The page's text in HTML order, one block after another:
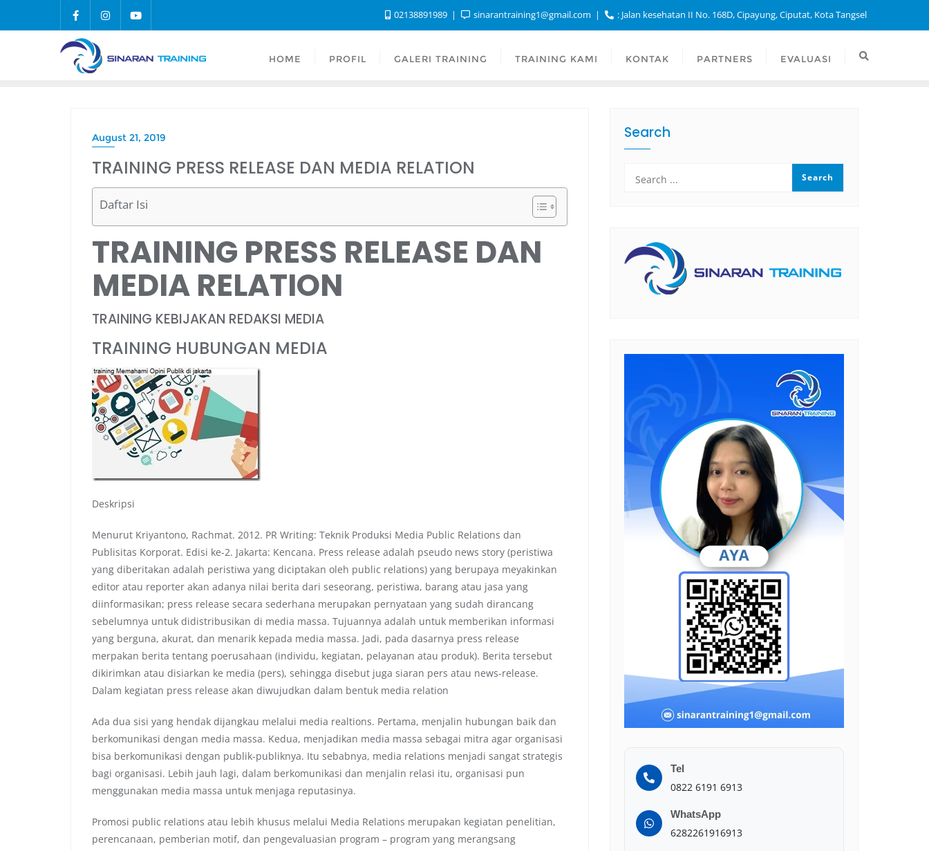
02138891989 sinarantraining1@gmail.com : Jalan kesehatan II No. 168D, Cipayung, Ciputat, Kota Tangsel
HOME PROFIL GALERI TRAINING TRAINING KAMI KONTAK PARTNERS EVALUASI
August 21, 2019
TRAINING PRESS RELEASE DAN MEDIA RELATION
Daftar Isi
TRAINING PRESS RELEASE DAN
MEDIA RELATION
TRAINING KEBIJAKAN REDAKSI MEDIA
TRAINING HUBUNGAN MEDIA
Deskripsi
Menurut Kriyantono, Rachmat. 2012. PR Writing: Teknik Produksi Media Public Relations dan
Publisitas Korporat. Edisi ke-2. Jakarta: Kencana. Press release adalah pseudo news story (peristiwa
yang diberitakan adalah peristiwa yang diciptakan oleh public relations) yang berupaya meyakinkan
editor atau reporter akan adanya nilai berita dari seseorang, peristiwa, barang atau jasa yang
diinformasikan; press release secara sederhana merupakan pernyataan yang sudah dirancang
sebelumnya untuk didistribusikan di media massa. Tujuannya adalah untuk memberikan informasi
yang berguna, akurat, dan menarik kepada media massa. Jadi, pada dasarnya press release
merpakan berita tentang poerusahaan (individu, kegiatan, pelayanan atau produk). Berita tersebut
dikirimkan atau disiarkan ke media (pers), sehingga disebut juga siaran pers atau news-release.
Dalam kegiatan press release akan diwujudkan dalam bentuk media relation
Ada dua sisi yang hendak dijangkau melalui media realtions. Pertama, menjalin hubungan baik dan
berkomunikasi dengan media massa. Kedua, menjadikan media massa sebagai mitra agar organisasi
bisa berkomunikasi dengan publik-publiknya. Itu sebabnya, media relations menjadi sangat strategis
bagi organisasi. Lebih jauh lagi, dalam berkomunikasi dan menjalin relasi itu, organisasi pun
menggunakan media massa untuk menjaga reputasinya.
Promosi public relations atau lebih khusus melalui Media Relations merupakan kegiatan penelitian,
perencanaan, pemberian motif, dan pengevaluasian program – program yang merangsang
Search
Tel
0822 6191 6913
WhatsApp
6282261916913